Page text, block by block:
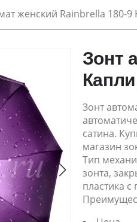
женский Rainbrella 180-
Зонт
Зонт
сатина.
магазин
Тип
зонта,
пластика